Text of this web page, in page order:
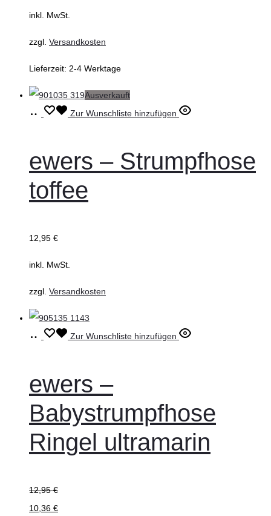
inkl. MwSt.
zzgl. Versandkosten
Lieferzeit: 2-4 Werktage
Ausverkauft
Ausführung
Dieses
mehrere
Varianten
auf.
Optionen
der
gewählt
Zur Wunschliste hinzufügen
ewers – Strumpfhose
toffee
12,95 €
inkl. MwSt.
zzgl. Versandkosten
Ausführung
Dieses
mehrere
Varianten
auf.
Die
Zur Wunschliste hinzufügen
ewers –
Babystrumpfhose
Ringel ultramarin
12,95€
10,36 €